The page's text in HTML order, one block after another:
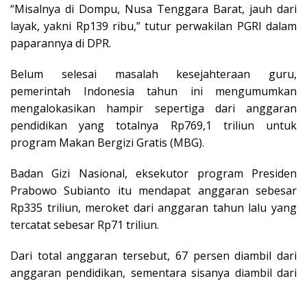
“Misalnya di Dompu, Nusa Tenggara Barat, jauh dari
layak, yakni Rp139 ribu,” tutur perwakilan PGRI dalam
paparannya di DPR.
Belum selesai masalah kesejahteraan guru,
pemerintah Indonesia tahun ini mengumumkan
mengalokasikan hampir sepertiga dari anggaran
pendidikan yang totalnya Rp769,1 triliun untuk
program Makan Bergizi Gratis (MBG).
Badan Gizi Nasional, eksekutor program Presiden
Prabowo Subianto itu mendapat anggaran sebesar
Rp335 triliun, meroket dari anggaran tahun lalu yang
tercatat sebesar Rp71 triliun.
Dari total anggaran tersebut, 67 persen diambil dari
anggaran pendidikan, sementara sisanya diambil dari